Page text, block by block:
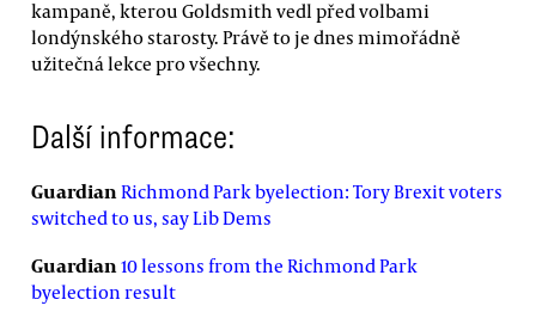
kampaně, kterou Goldsmith vedl před volbami
londýnského starosty. Právě to je dnes mimořádně
užitečná lekce pro všechny.
Další informace:
Guardian Richmond Park byelection: Tory Brexit voters
switched to us, say Lib Dems
Guardian 10 lessons from the Richmond Park
byelection result